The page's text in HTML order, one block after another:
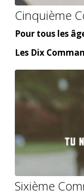
Cinquième
Âge
Pour tous les
Content
Les Dix
Sixième